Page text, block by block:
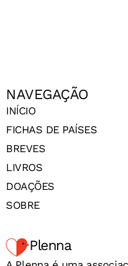
NAVEGAÇÃO
INÍCIO
FICHAS DE PAÍSES
BREVES
LIVROS
DOAÇÕES
SOBRE
Plenna